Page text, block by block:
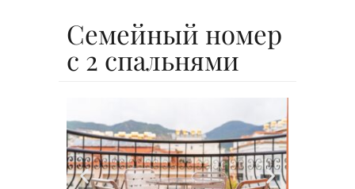
Семейный номер
с 2 спальнями